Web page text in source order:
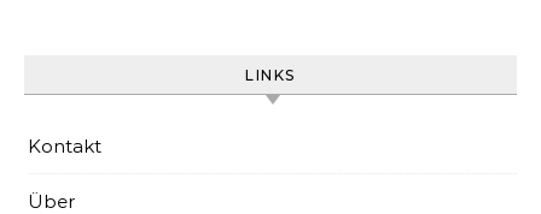
LINKS
Kontakt
Über